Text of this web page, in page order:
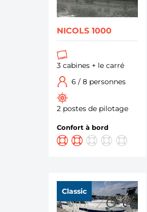
NICOLS 1000
3 cabines + le carré
6 / 8 personnes
2 postes de pilotage
Confort à bord
Classic